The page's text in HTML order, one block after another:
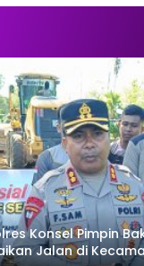
Konsel Pimpin
Jalan di